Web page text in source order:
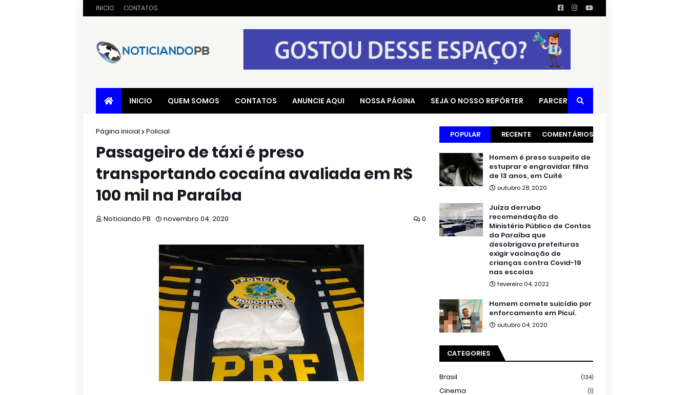
INICIO CONTATOS
INICIO QUEM SOMOS CONTATOS ANUNCIE AQUI NOSSA PÁGINA SEJA O NOSSO REPÓRTER PARCERIAS
Página inicial Policial
Passageiro de táxi é preso
transportando cocaína avaliada em R$
100 mil na Paraíba
Noticiando PB novembro 04, 2020 0
POPULAR RECENTE COMENTÁRIOS
Homem é preso suspeito de
estuprar e engravidar filha
de 13 anos, em Cuité
outubro 28, 2020
Juíza derruba
recomendação do
Ministério Público de Contas
da Paraíba que
desobrigava prefeituras
exigir vacinação de
crianças contra Covid-19
nas escolas
fevereiro 04, 2022
Homem comete suicídio por
enforcamento em Picuí.
outubro 04, 2020
CATEGORIES
Brasil (134)
Cinema (1)